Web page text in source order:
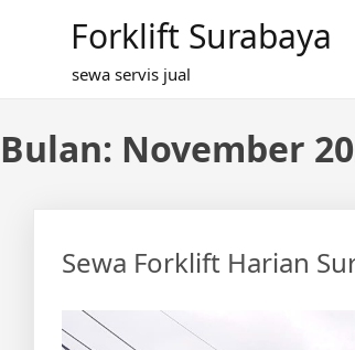
Forklift Surabaya
sewa servis jual
Bulan: November
Sewa Forklift Harian